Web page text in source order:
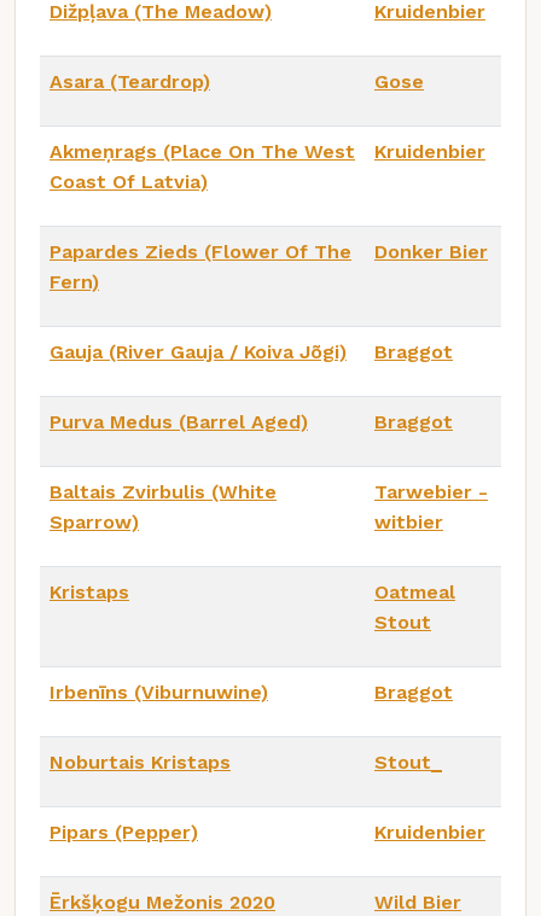
Dižpļava (The Meadow) Kruidenbier
Asara (Teardrop) Gose
Akmeņrags (Place On The West
Coast Of Latvia)
Kruidenbier
Papardes Zieds (Flower Of The
Fern)
Donker Bier
Gauja (River Gauja / Koiva Jõgi) Braggot
Purva Medus (Barrel Aged) Braggot
Baltais Zvirbulis (White
Sparrow)
Tarwebier -
witbier
Kristaps
Oatmeal
Stout
Irbenīns (Viburnuwine) Braggot
Noburtais Kristaps Stout_
Pipars (Pepper) Kruidenbier
Ērkšķogu Mežonis 2020
Wild Bier